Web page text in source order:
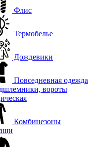
Флис
Термобелье
Дождевики
Повседневная одежда
вороты
Комбинезоны